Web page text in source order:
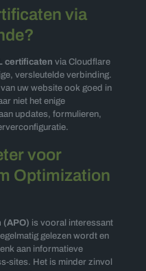
via
certificaten via Cloudflare
versleutelde verbinding.
uw website ook goed in
niet het enige
updates, formulieren,
voor
Optimization
(APO) is vooral interessant
gelezen wordt en
aan informatieve
sites. Het is minder zinvol